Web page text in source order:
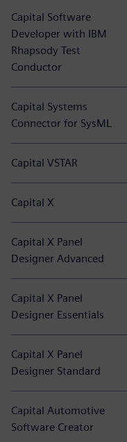
Capital Software
Developer with IBM
Rhapsody Test
Conductor
Capital Systems
Connector for SysML
Capital VSTAR
Capital X
Capital X Panel
Designer Advanced
Capital X Panel
Designer Essentials
Capital X Panel
Designer Standard
Capital Automotive
Software Creator